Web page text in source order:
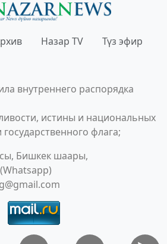
Назар TV Түз эфир
внутреннего распорядка
истины и национальных
флага;
Бишкек шаары,